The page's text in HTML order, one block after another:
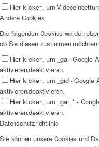
Hier klicken, um
Andere Cookies
Die folgenden Cookies werden
ob Sie diesen zustimmen möchten:
Hier klicken, um _ga - Google
aktivieren/deaktivieren.
Hier klicken, um _gid - Google
aktivieren/deaktivieren.
Hier klicken, um _gat_* -
aktivieren/deaktivieren.
Datenschutzrichtlinie
Sie können unsere Cookies und